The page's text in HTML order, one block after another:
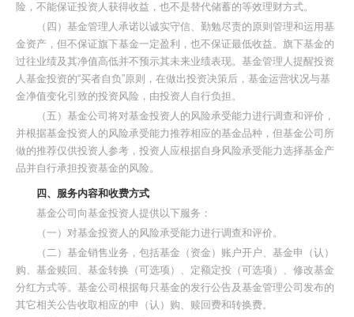
险，不能保证投资人获得收益，也不是替代储蓄的等效理财方式。
（四）基金管理人承诺以诚实守信、勤勉尽责的原则管理和运用基
金资产，但不保证旗下基金一定盈利，也不保证最低收益。旗下基金的
过往业绩及其净值高低并不预示其未来业绩表现。基金管理人提醒投资
人基金投资的“买者自负”原则，在做出投资决策后，基金运营状况与基
金净值变化引致的投资风险，由投资人自行负担。
（五）基金公司将对基金投资人的风险承受能力进行调查和评价，
并根据基金投资人的风险承受能力推荐相应的基金品种，但基金公司所
做的推荐仅供投资人参考，投资人应根据自身风险承受能力选择基金产
品并自行承担投资基金的风险。
四、服务内容和收费方式
基金公司向基金投资人提供以下服务：
（一）对基金投资人的风险承受能力进行调查和评价。
（二）基金销售业务，包括基金（资金）账户开户、基金申（认）
购、基金赎回、基金转换（可选项）、定额定投（可选项）、修改基金
分红方式等。基金公司根据每只基金的发行公告及基金管理公司发布的
其它相关公告收取相应的申（认）购、赎回费和转换费。